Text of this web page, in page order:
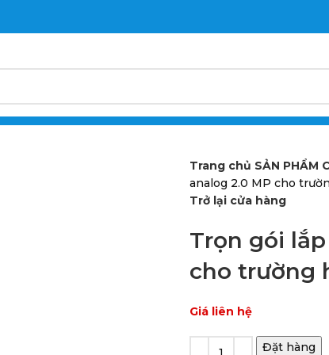
Phường Cái Răng, Thành Phố Cần Thơ
Trang chủ SẢN PHẨM
analog 2.0 MP cho
Trở lại cửa hàng
Trọn gói
cho trường
Giá liên hệ
Đặt hàng